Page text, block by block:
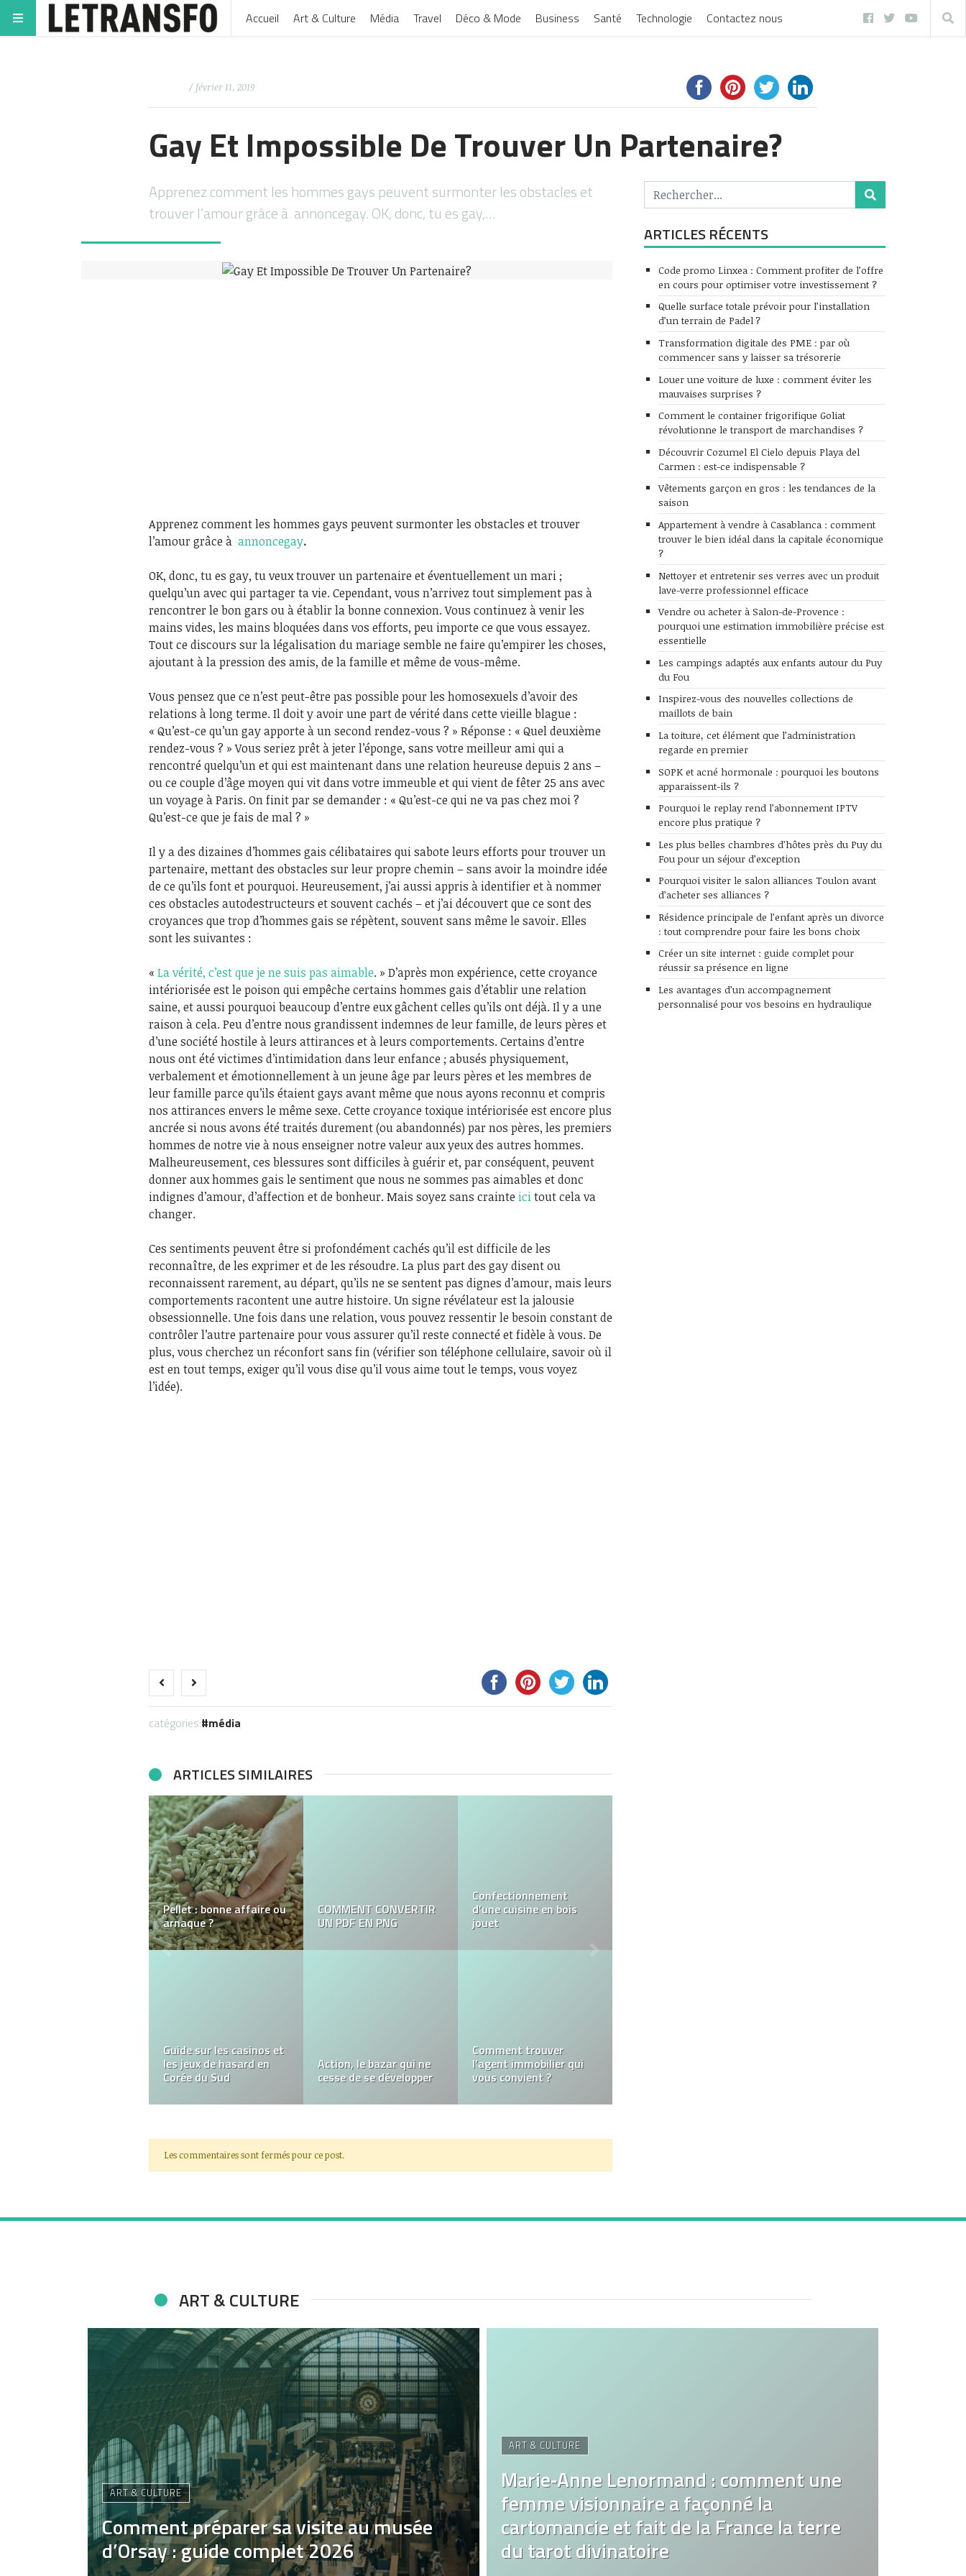
Accueil Art & Culture Média Travel Déco & Mode Business Santé Technologie Contactez nous
/ février 11, 2019
Gay Et Impossible De Trouver Un Partenaire?
Apprenez comment les hommes gays peuvent surmonter les obstacles et
trouver l’amour grâce à annoncegay. OK, donc, tu es gay,…
Apprenez comment les hommes gays peuvent surmonter les obstacles et trouver
l’amour grâce à annoncegay.
OK, donc, tu es gay, tu veux trouver un partenaire et éventuellement un mari ;
quelqu’un avec qui partager ta vie. Cependant, vous n’arrivez tout simplement pas à
rencontrer le bon gars ou à établir la bonne connexion. Vous continuez à venir les
mains vides, les mains bloquées dans vos efforts, peu importe ce que vous essayez.
Tout ce discours sur la légalisation du mariage semble ne faire qu’empirer les choses,
ajoutant à la pression des amis, de la famille et même de vous-même.
Vous pensez que ce n’est peut-être pas possible pour les homosexuels d’avoir des
relations à long terme. Il doit y avoir une part de vérité dans cette vieille blague :
« Qu’est-ce qu’un gay apporte à un second rendez-vous ? » Réponse : « Quel deuxième
rendez-vous ? » Vous seriez prêt à jeter l’éponge, sans votre meilleur ami qui a
rencontré quelqu’un et qui est maintenant dans une relation heureuse depuis 2 ans –
ou ce couple d’âge moyen qui vit dans votre immeuble et qui vient de fêter 25 ans avec
un voyage à Paris. On finit par se demander : « Qu’est-ce qui ne va pas chez moi ?
Qu’est-ce que je fais de mal ? »
Il y a des dizaines d’hommes gais célibataires qui sabote leurs efforts pour trouver un
partenaire, mettant des obstacles sur leur propre chemin – sans avoir la moindre idée
de ce qu’ils font et pourquoi. Heureusement, j’ai aussi appris à identifier et à nommer
ces obstacles autodestructeurs et souvent cachés – et j’ai découvert que ce sont des
croyances que trop d’hommes gais se répètent, souvent sans même le savoir. Elles
sont les suivantes :
« La vérité, c’est que je ne suis pas aimable. » D’après mon expérience, cette croyance
intériorisée est le poison qui empêche certains hommes gais d’établir une relation
saine, et aussi pourquoi beaucoup d’entre eux gâchent celles qu’ils ont déjà. Il y a une
raison à cela. Peu d’entre nous grandissent indemnes de leur famille, de leurs pères et
d’une société hostile à leurs attirances et à leurs comportements. Certains d’entre
nous ont été victimes d’intimidation dans leur enfance ; abusés physiquement,
verbalement et émotionnellement à un jeune âge par leurs pères et les membres de
leur famille parce qu’ils étaient gays avant même que nous ayons reconnu et compris
nos attirances envers le même sexe. Cette croyance toxique intériorisée est encore plus
ancrée si nous avons été traités durement (ou abandonnés) par nos pères, les premiers
hommes de notre vie à nous enseigner notre valeur aux yeux des autres hommes.
Malheureusement, ces blessures sont difficiles à guérir et, par conséquent, peuvent
donner aux hommes gais le sentiment que nous ne sommes pas aimables et donc
indignes d’amour, d’affection et de bonheur. Mais soyez sans crainte icitout cela va
changer.
Ces sentiments peuvent être si profondément cachés qu’il est difficile de les
reconnaître, de les exprimer et de les résoudre. La plus part des gay disent ou
reconnaissent rarement, au départ, qu’ils ne se sentent pas dignes d’amour, mais leurs
comportements racontent une autre histoire. Un signe révélateur est la jalousie
obsessionnelle. Une fois dans une relation, vous pouvez ressentir le besoin constant de
contrôler l’autre partenaire pour vous assurer qu’il reste connecté et fidèle à vous. De
plus, vous cherchez un réconfort sans fin (vérifier son téléphone cellulaire, savoir où il
est en tout temps, exiger qu’il vous dise qu’il vous aime tout le temps, vous voyez
l’idée).
catégories: média
ARTICLES SIMILAIRES
Qu’est-ce qu’une
cafetière italienne ?
Living Dead : Interview
du réalisateur !
Quelle est la différence
entre le nougat français
et le nougat espagnol ?
Facilitant Une Relation
Saine Fondée Sur La
Morale Islamique.
bon plombier pour votre
maison
chercheur en médecine,
spécialiste des cancers
du sein et du lupus
Les commentaires sont fermés pour ce post.
ARTICLES RÉCENTS
Code promo Linxea : Comment profiter de l’offre
en cours pour optimiser votre investissement ?
Quelle surface totale prévoir pour l’installation
d’un terrain de Padel ?
Transformation digitale des PME : par où
commencer sans y laisser sa trésorerie
Louer une voiture de luxe : comment éviter les
mauvaises surprises ?
Comment le container frigorifique Goliat
révolutionne le transport de marchandises ?
Découvrir Cozumel El Cielo depuis Playa del
Carmen : est-ce indispensable ?
Vêtements garçon en gros : les tendances de la
saison
Appartement à vendre à Casablanca : comment
trouver le bien idéal dans la capitale économique
?
Nettoyer et entretenir ses verres avec un produit
lave-verre professionnel efficace
Vendre ou acheter à Salon-de-Provence :
pourquoi une estimation immobilière précise est
essentielle
Les campings adaptés aux enfants autour du Puy
du Fou
Inspirez-vous des nouvelles collections de
maillots de bain
La toiture, cet élément que l’administration
regarde en premier
SOPK et acné hormonale : pourquoi les boutons
apparaissent-ils ?
Pourquoi le replay rend l’abonnement IPTV
encore plus pratique ?
Les plus belles chambres d’hôtes près du Puy du
Fou pour un séjour d’exception
Pourquoi visiter le salon alliances Toulon avant
d’acheter ses alliances ?
Résidence principale de l’enfant après un divorce
: tout comprendre pour faire les bons choix
Créer un site internet : guide complet pour
réussir sa présence en ligne
Les avantages d’un accompagnement
personnalisé pour vos besoins en hydraulique
ART & CULTURE
ART & CULTURE
Comment préparer sa visite au musée
d’Orsay : guide complet 2026
ART & CULTURE
Marie‑Anne Lenormand : comment une
femme visionnaire a façonné la
cartomancie et fait de la France la terre
du tarot divinatoire